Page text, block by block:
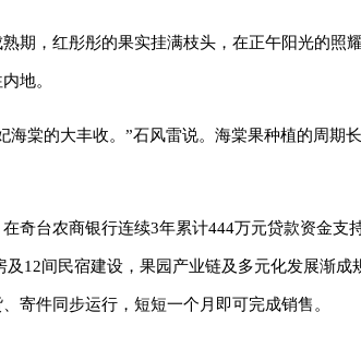
期，红彤彤的果实挂满枝头，在正午阳光的照
地。
棠的大丰收。”石风雷说。海棠果种植的周期
奇台农商银行连续3年累计444万元贷款资金支
12间民宿建设，果园产业链及多元化发展渐成
寄件同步运行，短短一个月即可完成销售。